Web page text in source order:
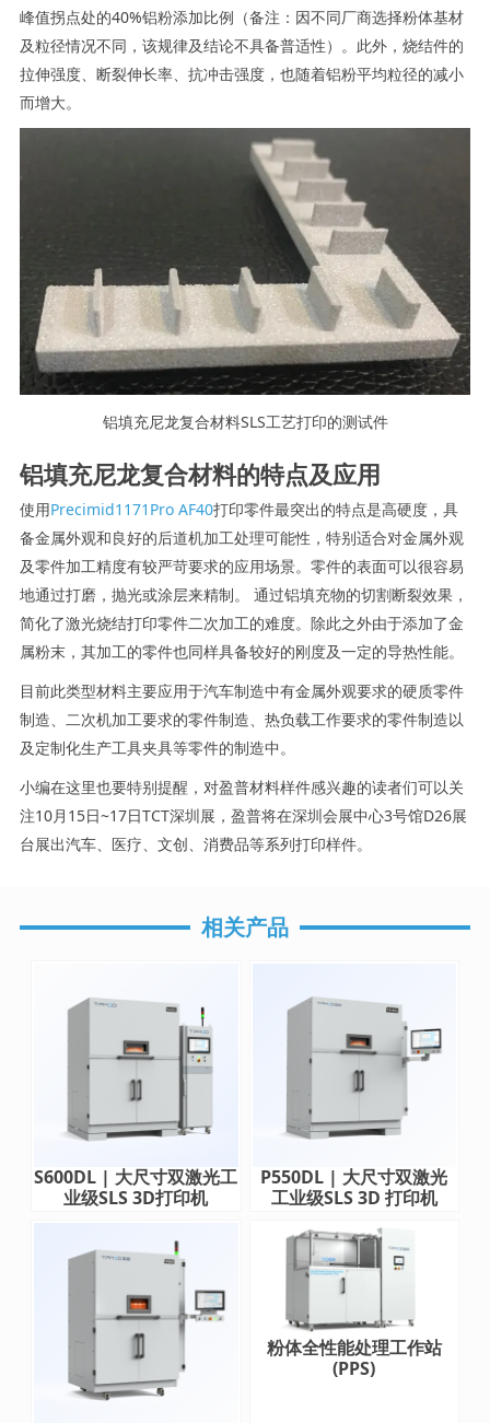
峰值拐点处的40%铝粉添加比例（备注：因不同厂商选择粉体基材
及粒径情况不同，该规律及结论不具备普适性）。此外，烧结件的
拉伸强度、断裂伸长率、抗冲击强度，也随着铝粉平均粒径的减小
而增大。
铝填充尼龙复合材料SLS工艺打印的测试件
铝填充尼龙复合材料的特点及应用
使用Precimid1171Pro AF40打印零件最突出的特点是高硬度，具
备金属外观和良好的后道机加工处理可能性，特别适合对金属外观
及零件加工精度有较严苛要求的应用场景。零件的表面可以很容易
地通过打磨，抛光或涂层来精制。 通过铝填充物的切割断裂效果，
简化了激光烧结打印零件二次加工的难度。除此之外由于添加了金
属粉末，其加工的零件也同样具备较好的刚度及一定的导热性能。
目前此类型材料主要应用于汽车制造中有金属外观要求的硬质零件
制造、二次机加工要求的零件制造、热负载工作要求的零件制造以
及定制化生产工具夹具等零件的制造中。
小编在这里也要特别提醒，对盈普材料样件感兴趣的读者们可以关
注10月15日~17日TCT深圳展，盈普将在深圳会展中心3号馆D26展
台展出汽车、医疗、文创、消费品等系列打印样件。
相关产品
S600DL | 大尺寸双激光工
业级SLS 3D打印机
P550DL | 大尺寸双激光
工业级SLS 3D 打印机
粉体全性能处理工作站
(PPS)